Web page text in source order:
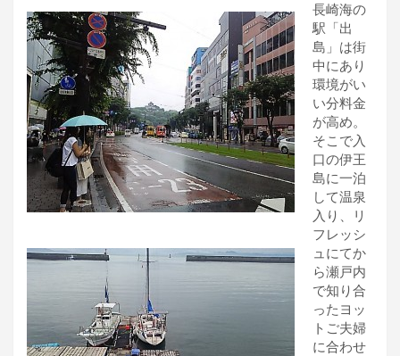
長崎海の
駅「出
島」は街
中にあり
環境がい
い分料金
が高め。
そこで入
口の伊王
島に一泊
して温泉
入り、リ
フレッシ
ュにてか
ら瀬戸内
で知り合
ったヨッ
トご夫婦
に合わせ